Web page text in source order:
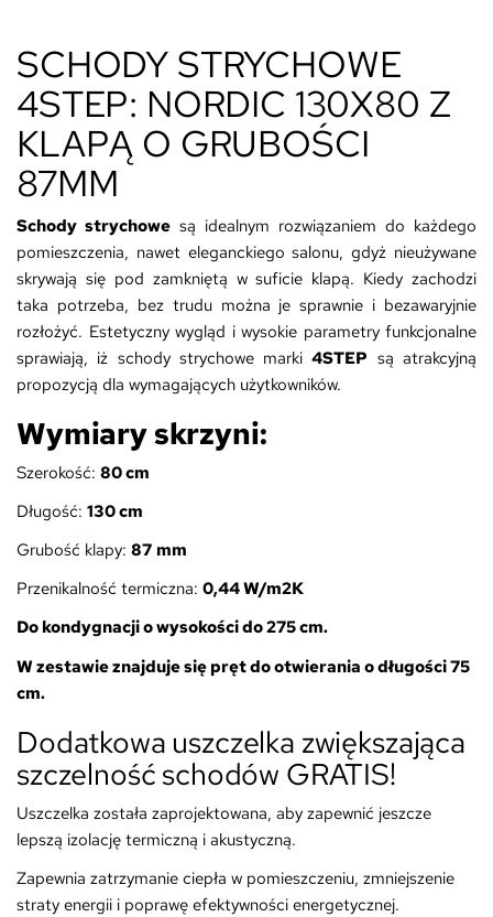
SCHODY STRYCHOWE
4STEP: NORDIC 130X80 Z
KLAPĄ O GRUBOŚCI
87MM
Schody strychowe są idealnym rozwiązaniem do każdego
pomieszczenia, nawet eleganckiego salonu, gdyż nieużywane
skrywają się pod zamkniętą w suficie klapą. Kiedy zachodzi
taka potrzeba, bez trudu można je sprawnie i bezawaryjnie
rozłożyć. Estetyczny wygląd i wysokie parametry funkcjonalne
sprawiają, iż schody strychowe marki4STEP są atrakcyjną
propozycją dla wymagających użytkowników.
Wymiary skrzyni:
Szerokość: 80 cm
Długość: 130cm
Grubość klapy: 87 mm
Przenikalność termiczna: 0,44 W/m2K
Do kondygnacji o wysokości do 275 cm.
W zestawie znajduje się pręt do otwierania o długości 75
cm.
Dodatkowa uszczelka zwiększająca
szczelność schodów GRATIS!
Uszczelka została zaprojektowana, aby zapewnić jeszcze
lepszą izolację termiczną i akustyczną.
Zapewnia zatrzymanie ciepła w pomieszczeniu, zmniejszenie
straty energii i poprawę efektywności energetycznej.